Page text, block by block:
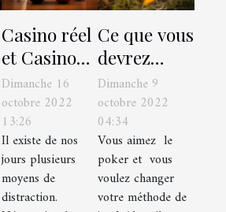
Casino réel
et Casino
en ligne :
quelle est la
meilleure
option ?
Dimanche 16
octobre 2022
13:26
Il existe de nos
jours plusieurs
moyens de
distraction.
Ce que vous
devrez
retenir sur
le
slowplayer
Dimanche 9
octobre 2022
04:34
Vous aimez le
poker et vous
voulez changer
votre méthode de